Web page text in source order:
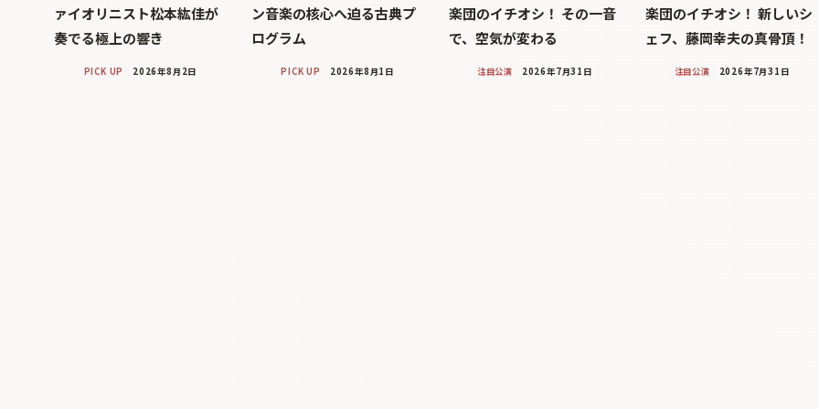
ァイオリニスト松本紘佳が
奏でる極上の響き
PICK UP 2026年8月2日
ン音楽の核心へ迫る古典プ
ログラム
PICK UP 2026年8月1日
楽団のイチオシ！ その一音
で、空気が変わる
注目公演 2026年7月31日
楽団のイチオシ！ 新しいシ
ェフ、藤岡幸夫の真骨頂！
注目公演 2026年7月31日